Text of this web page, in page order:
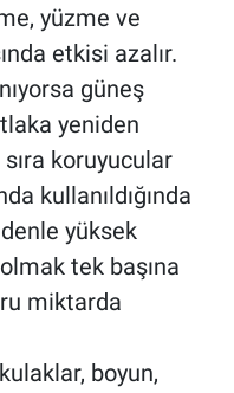
yüzme ve
etkisi azalır.
güneş
yeniden
sıra koruyucular
kullanıldığında
yüksek
tek başına
miktarda
boyun,